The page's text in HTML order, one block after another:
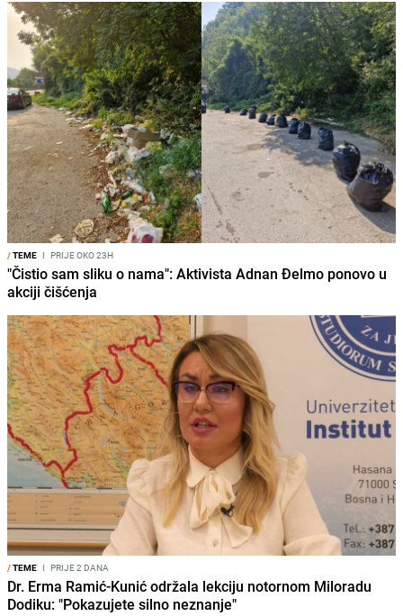
/TEME I PRIJE OKO 23H
"Čistio sam sliku o nama": Aktivista Adnan Đelmo ponovo u
akciji čišćenja
/TEME I PRIJE 2 DANA
Dr. Erma Ramić-Kunić održala lekciju notornom Miloradu
Dodiku: "Pokazujete silno neznanje"